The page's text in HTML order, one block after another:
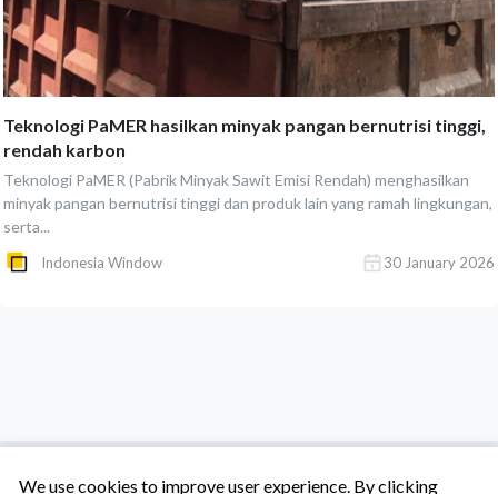
Teknologi PaMER hasilkan minyak pangan bernutrisi tinggi,
rendah karbon
Teknologi PaMER (Pabrik Minyak Sawit Emisi Rendah) menghasilkan
minyak pangan bernutrisi tinggi dan produk lain yang ramah lingkungan,
serta...
Indonesia Window 30 January 2026
We use cookies to improve user experience. By clicking